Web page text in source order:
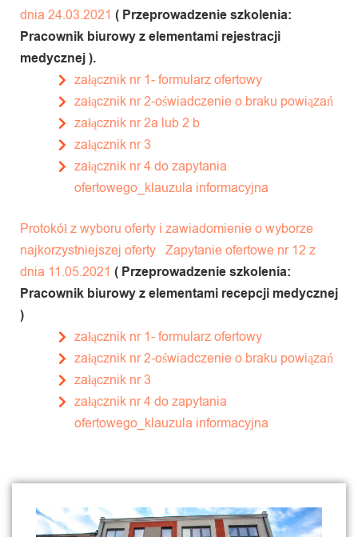
dnia 24.03.2021 ( Przeprowadzenie szkolenia:
Pracownik biurowy z elementami rejestracji
medycznej ).
załącznik nr 1- formularz ofertowy
załącznik nr 2-oświadczenie o braku powiązań
załącznik nr 2a lub 2 b
załącznik nr 3
załącznik nr 4 do zapytania
ofertowego_klauzula informacyjna
Protokół z wyboru oferty i zawiadomienie o wyborze
najkorzystniejszej oferty Zapytanie ofertowe nr 12 z
dnia 11.05.2021 ( Przeprowadzenie szkolenia:
Pracownik biurowy z elementami recepcji medycznej
)
załącznik nr 1- formularz ofertowy
załącznik nr 2-oświadczenie o braku powiązań
załącznik nr 3
załącznik nr 4 do zapytania
ofertowego_klauzula informacyjna